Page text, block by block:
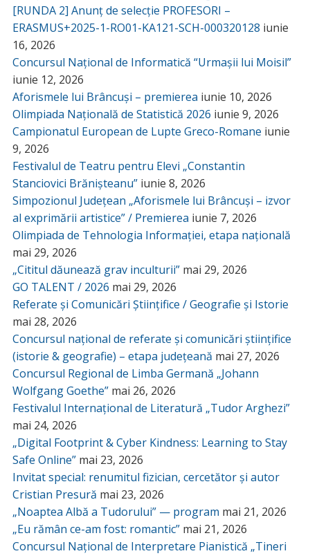
[RUNDA 2] Anunț de selecție PROFESORI –
ERASMUS+2025-1-RO01-KA121-SCH-000320128 iunie
16, 2026
Concursul Național de Informatică “Urmașii lui Moisil”
iunie 12, 2026
Aforismele lui Brâncuși – premierea iunie 10, 2026
Olimpiada Națională de Statistică 2026 iunie 9, 2026
Campionatul European de Lupte Greco-Romane iunie
9, 2026
Festivalul de Teatru pentru Elevi „Constantin
Stanciovici Brănișteanu” iunie 8, 2026
Simpozionul Județean „Aforismele lui Brâncuși – izvor
al exprimării artistice” / Premierea iunie 7, 2026
Olimpiada de Tehnologia Informației, etapa națională
mai 29, 2026
„Cititul dăunează grav inculturii” mai 29, 2026
GO TALENT / 2026 mai 29, 2026
Referate și Comunicări Științifice / Geografie și Istorie
mai 28, 2026
Concursul național de referate și comunicări științifice
(istorie & geografie) – etapa județeană mai 27, 2026
Concursul Regional de Limba Germană „Johann
Wolfgang Goethe” mai 26, 2026
Festivalul Internațional de Literatură „Tudor Arghezi”
mai 24, 2026
„Digital Footprint & Cyber Kindness: Learning to Stay
Safe Online” mai 23, 2026
Invitat special: renumitul fizician, cercetător și autor
Cristian Presură mai 23, 2026
„Noaptea Albă a Tudorului” — program mai 21, 2026
„Eu rămân ce-am fost: romantic” mai 21, 2026
Concursul Național de Interpretare Pianistică „Tineri